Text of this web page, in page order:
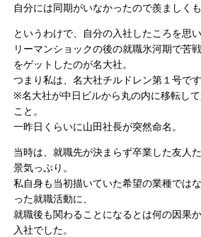
自分には同期がいなかったので羨ましくも
というわけで、自分の入社したころを思
リーマンショックの後の就職氷河期で苦
をゲットしたのが名大社。
つまり私は、名大社チルドレン第１号です
※名大社が中日ビルから丸の内に移転し
こと。
一昨日くらいに山田社長が突然命名。
当時は、就職先が決まらず卒業した友人
景気っぷり。
私自身も当初描いていた希望の業種では
った就職活動に、
就職後も関わることになるとは何の因果
入社でした。